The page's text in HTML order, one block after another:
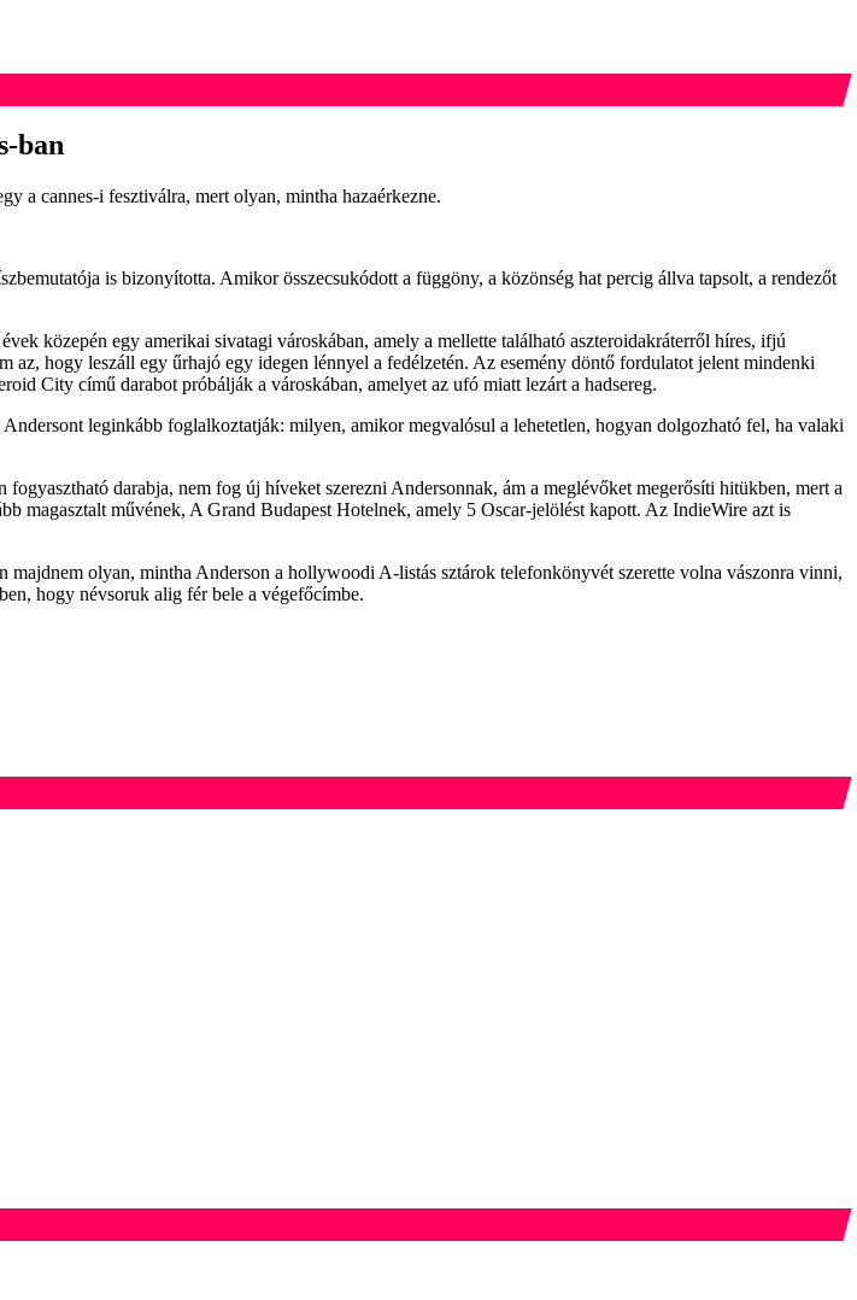
ban
a cannes-i fesztiválra, mert olyan, mintha hazaérkezne.
is bizonyította. Amikor összecsukódott a függöny, a közönség hat percig állva tapsolt, a rendezőt
közepén egy amerikai sivatagi városkában, amely a mellette található aszteroidakráterről híres, ifjú
az, hogy leszáll egy űrhajó egy idegen lénnyel a fedélzetén. Az esemény döntő fordulatot jelent mindenki
City című darabot próbálják a városkában, amelyet az ufó miatt lezárt a hadsereg.
leginkább foglalkoztatják: milyen, amikor megvalósul a lehetetlen, hogyan dolgozható fel, ha valaki
darabja, nem fog új híveket szerezni Andersonnak, ám a meglévőket megerősíti hitükben, mert a
művének, A Grand Budapest Hotelnek, amely 5 Oscar-jelölést kapott. Az IndieWire azt is
olyan, mintha Anderson a hollywoodi A-listás sztárok telefonkönyvét szerette volna vászonra vinni,
hogy névsoruk alig fér bele a végefőcímbe.